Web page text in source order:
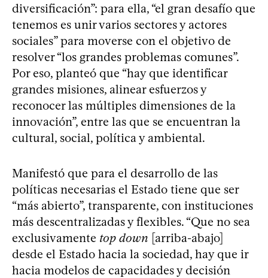
diversificación”: para ella, “el gran desafío que
tenemos es unir varios sectores y actores
sociales” para moverse con el objetivo de
resolver “los grandes problemas comunes”.
Por eso, planteó que “hay que identificar
grandes misiones, alinear esfuerzos y
reconocer las múltiples dimensiones de la
innovación”, entre las que se encuentran la
cultural, social, política y ambiental.
Manifestó que para el desarrollo de las
políticas necesarias el Estado tiene que ser
“más abierto”, transparente, con instituciones
más descentralizadas y flexibles. “Que no sea
exclusivamente top down [arriba-abajo]
desde el Estado hacia la sociedad, hay que ir
hacia modelos de capacidades y decisión